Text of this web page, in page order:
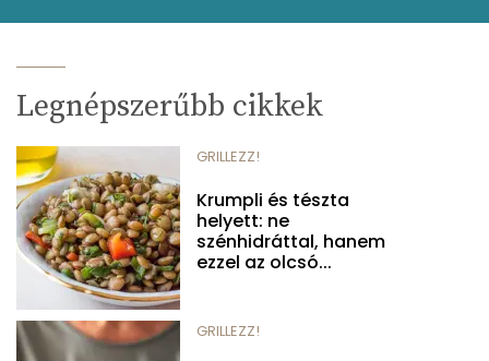
Legnépszerűbb cikkek
GRILLEZZ!
Krumpli és tészta
helyett: ne
szénhidráttal, hanem
ezzel az olcsó...
GRILLEZZ!